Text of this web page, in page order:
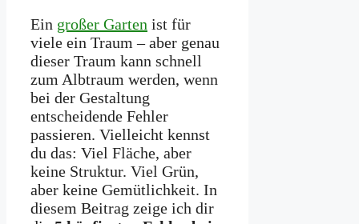
Ein großer Garten ist für
viele ein Traum – aber genau
dieser Traum kann schnell
zum Albtraum werden, wenn
bei der Gestaltung
entscheidende Fehler
passieren. Vielleicht kennst
du das: Viel Fläche, aber
keine Struktur. Viel Grün,
aber keine Gemütlichkeit. In
diesem Beitrag zeige ich dir